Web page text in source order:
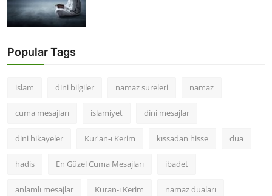
Popular Tags
islam dini bilgiler namaz sureleri namaz
cuma mesajları islamiyet dini mesajlar
dini hikayeler Kur'an-ı Kerim kıssadan hisse dua
hadis En Güzel Cuma Mesajları ibadet
anlamlı mesajlar Kuran-ı Kerim namaz duaları